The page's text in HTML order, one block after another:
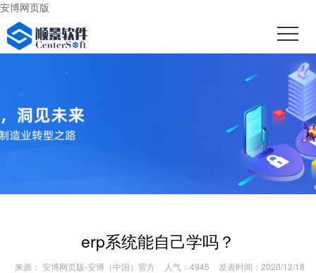
安博网页版
erp系统能自己学吗？
来源： 安博网页版-安博（中国）官方 人气：4945
发表时间：2020/12/18